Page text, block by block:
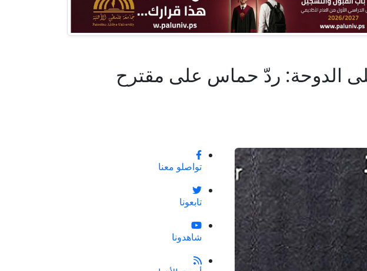
الدوحة: ردّ حماس على مقترح
تواصلو معنا
تابعونا
شاهدونا